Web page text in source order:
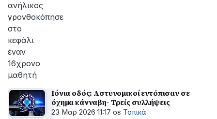
ανήλικος
γρονθοκόπησε
στο
κεφάλι
έναν
16χρονο
μαθητή
Ιόνια οδός: Αστυνομικοί εντόπισαν σε
όχημα κάνναβη- Τρείς συλλήψεις
23 Μαρ 2026 11:17 σε Τοπικά